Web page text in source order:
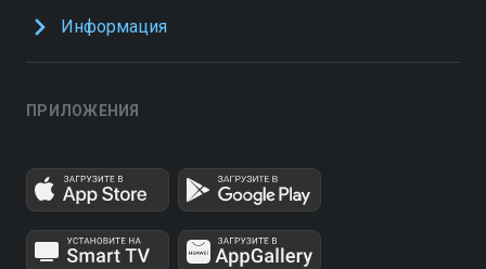
Информация
ПРИЛОЖЕНИЯ